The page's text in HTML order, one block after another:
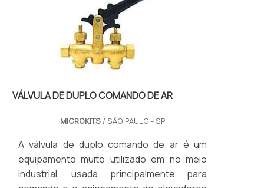
atuador pneumático simples ação pode ser
usado em vários tip.
VÁLVULA DE DUPLO COMANDO DE AR
MICROKITS/ SÃO PAULO - SP
A válvula de duplo comando de ar é um
equipamento muito utilizado em no meio
industrial, usada principalmente para